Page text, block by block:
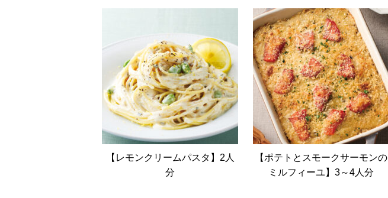
【レモンクリームパスタ】2人
分
【ポテトとスモークサーモンの
ミルフィーユ】3～4人分